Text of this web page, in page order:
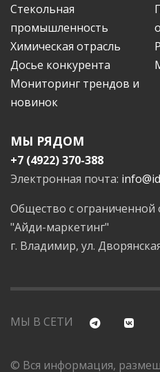
Стекольная
промышленность
Химическая отрасль
Досье конкурента
Мониторинг трендов и
новинок
МЫ РЯДОМ
+7 (4922) 370-388
Электронная почта:
Общество с ограниченной
"Айди-маркетинг"
г. Владимир, ул.
МЫ В СЕТИ
© Вся информация,